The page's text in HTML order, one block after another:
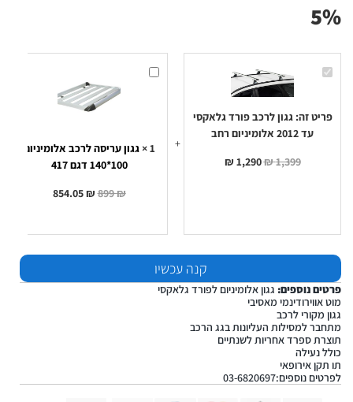
5%
גגון
לרכב
עד
אלומיניום
פריט זה: גגון לרכב פורד גלאקסי
עד 2012 אלומיניום רחב
1,399
₪
1,290
₪
גגון
עריסה
1
×גגון עריסה לרכב אלומיניום
100*140 דגם 417
899₪
854.05₪
קנה עכשיו
פרטים נוספים: גגון אלומיניום לפורד גלאקסי
מוט אווירודינמי מאסיבי
גגון מקורי לרכב
מתחבר למסילות העליונות בגג הרכב
תוצרת ספרד אחריות לשנתיים
כולל נעילה
תו תקן אירופאי
לפרטים נוספים:03-6820697